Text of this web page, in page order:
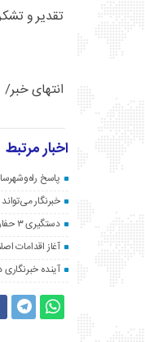
تقدیر و
انتهای خبر/
اخبار مرتبط
پاسخ
خبرنگار
دستگیری ۳ حفار غیرمجاز در فولادمحله مهدیشهر
آغاز اقدامات
آینده